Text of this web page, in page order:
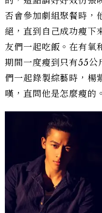
否會參加劇組聚餐時，
絕，直到自己成功瘦下
友們一起吃飯。在有氧
期間一度瘦到只有55公
們一起錄製綜藝時，楊
嘆，直問他是怎麼瘦的。